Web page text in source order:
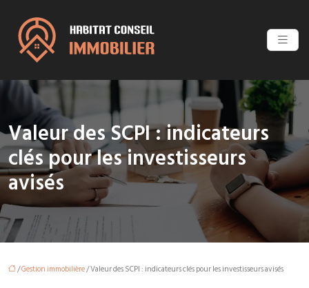
Valeur des SCPI : indicateurs
clés pour les investisseurs
avisés
/Gestion immobilière/ Valeur des SCPI : indicateurs clés pour les investisseurs avisés